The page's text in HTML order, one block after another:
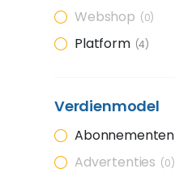
Webshop 0
Platform 4
Verdienmodel
Abonnementen
Advertenties 0